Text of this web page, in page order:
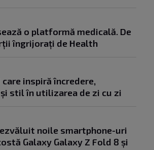
o platformă medicală. De
îngrijorați de Health
inspiră încredere,
stil în utilizarea de zi cu zi
noile smartphone-uri
Galaxy Galaxy Z Fold 8 și